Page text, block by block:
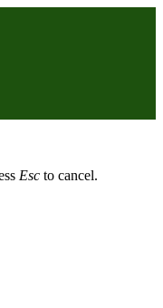
Esc to cancel.